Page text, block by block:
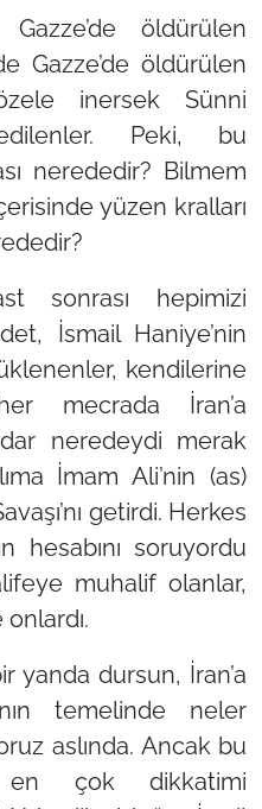
öldürülen
Gazze’de öldürülen
inersek Sünni
Peki, bu
nerededir? Bilmem
yüzen kralları
sonrası hepimizi
İsmail Haniye’nin
kendilerine
mecrada İran’a
neredeydi merak
İmam Ali’nin (as)
getirdi. Herkes
hesabını soruyordu
muhalif olanlar,
yanda dursun, İran’a
temelinde neler
aslında. Ancak bu
en çok dikkatimi